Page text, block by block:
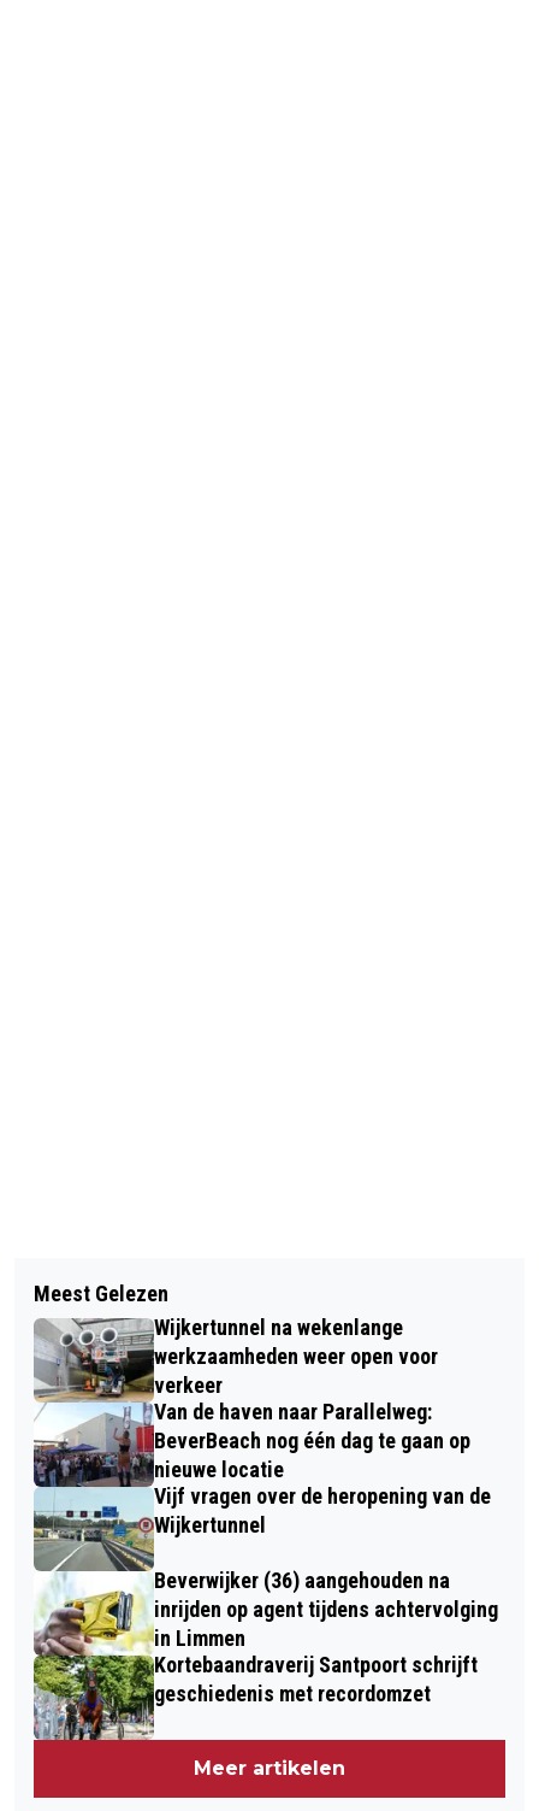
JONGE BESTUURDER VERLIEST
MACHT OVER HET STUUR OP SINT
AAGTENDIJK
TAALHUIS IJMOND BREIDT
SPREEKUREN EN AANBOD UIT
Meest Gelezen
Wijkertunnel na wekenlange
werkzaamheden weer open voor
verkeer
Van de haven naar Parallelweg:
BeverBeach nog één dag te gaan op
nieuwe locatie
Vijf vragen over de heropening van de
Wijkertunnel
Beverwijker (36) aangehouden na
inrijden op agent tijdens achtervolging
in Limmen
Kortebaandraverij Santpoort schrijft
geschiedenis met recordomzet
Meer artikelen